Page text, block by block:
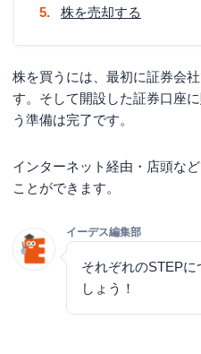
株の買い方に関するよ
株をスマホで買う方法
NISA口座の株の買い方
「指値注文」と「成行注
外国株の買い方は？
IPO株の買い方は？
まとめ
株を売却する
株を買うには、最初に証券会
す。そして開設した証券口座
う準備は完了です。
インターネット経由・店頭な
ことができます。
イーデス編集部
それぞれのSTEP
しょう！